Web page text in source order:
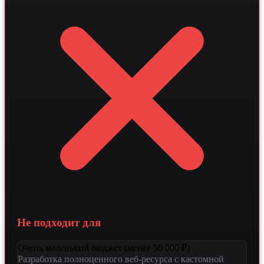
SEO-оптимизация обеспечивает стабильный поток
органического трафика, снижая стоимость привлечения
клиента стабильно в долгосрочной перспективе.
Не подходит для
Очень маленький бюджет (менее 50 000 ₽)
Разработка полноценного веб-ресурса с кастомной